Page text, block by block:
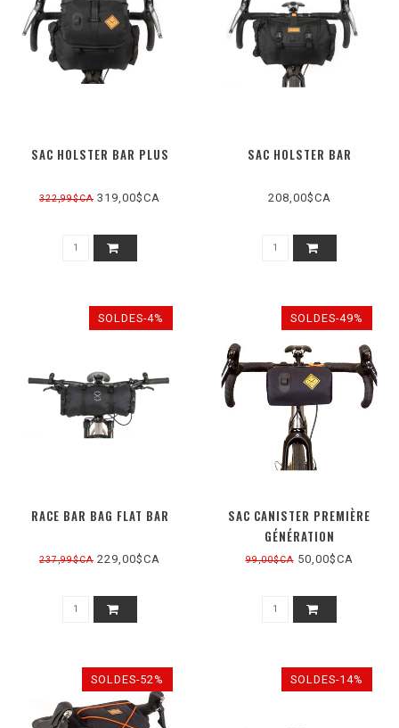
SAC HOLSTER BAR PLUS
322,99$CA 319,00$CA
SAC HOLSTER BAR
208,00$CA
SOLDES-4%
RACE BAR BAG FLAT BAR
237,99$CA 229,00$CA
SOLDES-49%
SAC CANISTER PREMIÈRE
GÉNÉRATION
99,00$CA50,00$CA
SOLDES-52% SOLDES-14%